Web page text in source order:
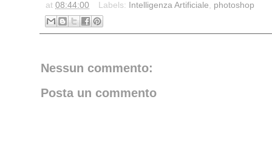
at 08:44:00 Labels: Intelligenza Artificiale, photoshop
Nessun commento:
Posta un commento